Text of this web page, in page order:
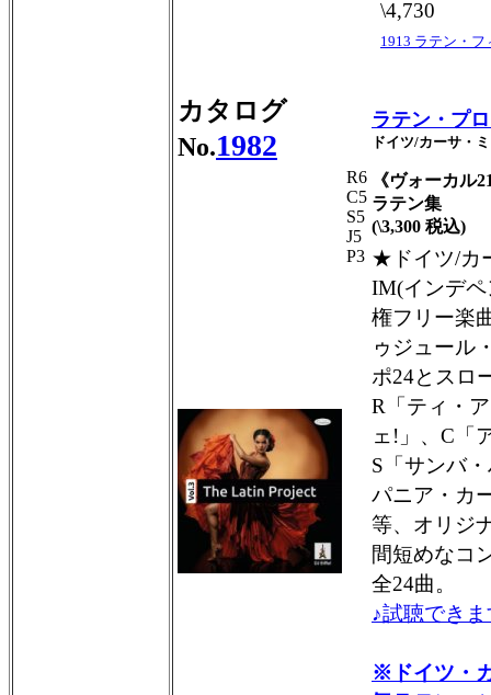
\4,730
1913 ラテン・
カタログ
No.1982
ラテン・プ
ドイツ/カーサ・
R6
C5
S5
J5
P3
《ヴォーカル
ラテン集
(\3,300 税込)
★ドイツ/カ
IM(インデ
権フリー楽
ゥジュール
ポ24とスロ
R「ティ・
ェ!」、C「
S「サンバ
パニア・カ
等、オリジ
間短めなコ
全24曲。
♪試聴でき
※ドイツ・